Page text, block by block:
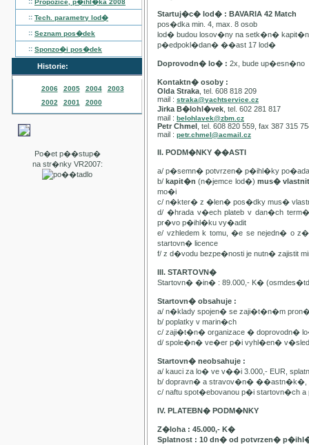
Propozice, p�ihl�ka 2008
:: Tech. parametry lod�
:: Seznam pos�dek
:: Sponzo�i pos�dek
Historie:
2006 2005 2004
2003
2002
2001 2000
Po�et p��stup�
na str�nky VR2007:
Startuj�c� lod� : BAVARIA 42 Match
pos�dka min. 4, max. 8 osob
lod� budou losov�ny na setk�n�
p�edpokl�dan� ��ast 17 lod�
Doprovodn� lo� : 2x, bude up�esn�no
Kontaktn� osoby :
Olda Straka , tel. 608 818 209
mail : straka@yachtservice.cz
Jirka B�lohl�vek , tel. 602 281 817
mail : belohlavek@zbm.cz
Petr Chmel , tel. 608 820 559, fax 387 315
mail : petr.chmel@acmail.cz
II. PODM�NKY ��ASTI
a/ p�semn� potvrzen� p�ihl�ky
b/kapit�n(n�jemce lod�) mus�
mo�i
c/ n�kter� z �len� pos�dky mus�
d/ �hrada v�ech plateb v dan�ch
pr�vo p�ihl�ku vy�adit
e/ vzhledem k tomu, �e se nejedn� o
startovn� licence
f/ z d�vodu bezpe�nosti je nutn� zajistit
III. STARTOVN�
Startovn� �in� : 89.000,- K�
Startovn� obsahuje :
a/ n�klady spojen� se zaji�t�n�m
b/ poplatky v marin�ch
c/ zaji�t�n� organizace � doprovodn�
d/ spole�n� ve�er p�i vyhl�en�
Startovn� neobsahuje :
a/ kauci za lo� ve v��i 3.000,- EUR,
b/ dopravn� a stravov�n� ��astn�k�,
c/ naftu spot�ebovanou p�i startovn�ch
IV. PLATEBN� PODM�NKY
Z�loha : 45.000,- K�
Splatnost : 10 dn� od potvrzen�